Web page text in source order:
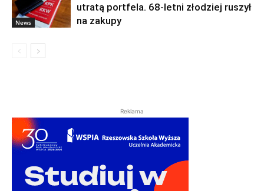
News
utratą portfela. 68-letni złodziej ruszył
na zakupy
Reklama